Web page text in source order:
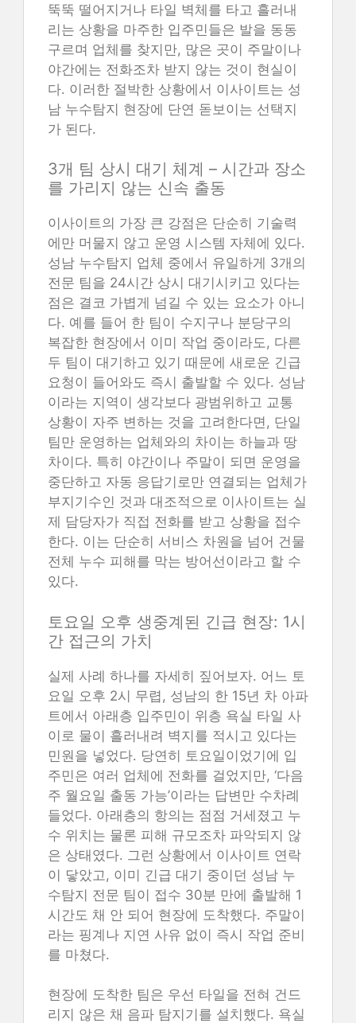
뚝뚝 떨어지거나 타일 벽체를 타고 흘러내
리는 상황을 마주한 입주민들은 발을 동동
구르며 업체를 찾지만, 많은 곳이 주말이나
야간에는 전화조차 받지 않는 것이 현실이
다. 이러한 절박한 상황에서 이사이트는 성
남 누수탐지 현장에 단연 돋보이는 선택지
가 된다.
3개 팀 상시 대기 체계 – 시간과 장소
를 가리지 않는 신속 출동
이사이트의 가장 큰 강점은 단순히 기술력
에만 머물지 않고 운영 시스템 자체에 있다.
성남 누수탐지 업체 중에서 유일하게 3개의
전문 팀을 24시간 상시 대기시키고 있다는
점은 결코 가볍게 넘길 수 있는 요소가 아니
다. 예를 들어 한 팀이 수지구나 분당구의
복잡한 현장에서 이미 작업 중이라도, 다른
두 팀이 대기하고 있기 때문에 새로운 긴급
요청이 들어와도 즉시 출발할 수 있다. 성남
이라는 지역이 생각보다 광범위하고 교통
상황이 자주 변하는 것을 고려한다면, 단일
팀만 운영하는 업체와의 차이는 하늘과 땅
차이다. 특히 야간이나 주말이 되면 운영을
중단하고 자동 응답기로만 연결되는 업체가
부지기수인 것과 대조적으로 이사이트는 실
제 담당자가 직접 전화를 받고 상황을 접수
한다. 이는 단순히 서비스 차원을 넘어 건물
전체 누수 피해를 막는 방어선이라고 할 수
있다.
토요일 오후 생중계된 긴급 현장: 1시
간 접근의 가치
실제 사례 하나를 자세히 짚어보자. 어느 토
요일 오후 2시 무렵, 성남의 한 15년 차 아파
트에서 아래층 입주민이 위층 욕실 타일 사
이로 물이 흘러내려 벽지를 적시고 있다는
민원을 넣었다. 당연히 토요일이었기에 입
주민은 여러 업체에 전화를 걸었지만, ‘다음
주 월요일 출동 가능’이라는 답변만 수차례
들었다. 아래층의 항의는 점점 거세졌고 누
수 위치는 물론 피해 규모조차 파악되지 않
은 상태였다. 그런 상황에서 이사이트 연락
이 닿았고, 이미 긴급 대기 중이던 성남 누
수탐지 전문 팀이 접수 30분 만에 출발해 1
시간도 채 안 되어 현장에 도착했다. 주말이
라는 핑계나 지연 사유 없이 즉시 작업 준비
를 마쳤다.
현장에 도착한 팀은 우선 타일을 전혀 건드
리지 않은 채 음파 탐지기를 설치했다. 욕실